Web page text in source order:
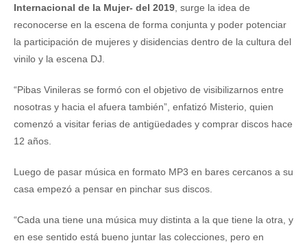
Internacional de la Mujer- del 2019 , surge la idea de
reconocerse en la escena de forma conjunta y poder potenciar
la participación de mujeres y disidencias dentro de la cultura del
vinilo y la escena DJ.
“Pibas Vinileras se formó con el objetivo de visibilizarnos entre
nosotras y hacia el afuera también”, enfatizó Misterio, quien
comenzó a visitar ferias de antigüedades y comprar discos hace
12 años.
Luego de pasar música en formato MP3 en bares cercanos a su
casa empezó a pensar en pinchar sus discos.
“Cada una tiene una música muy distinta a la que tiene la otra, y
en ese sentido está bueno juntar las colecciones, pero en